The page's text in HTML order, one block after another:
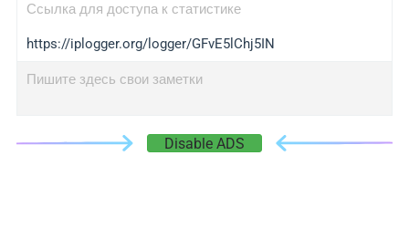
Ссылка для доступа к статистике
https://iplogger.org/logger/GFvE5lChj5IN
Пишите здесь свои заметки
Disable ADS